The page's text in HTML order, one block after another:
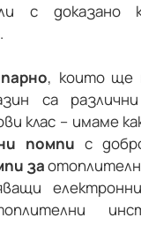
с доказано
, които ще
са
клас – имаме
помпи с
за